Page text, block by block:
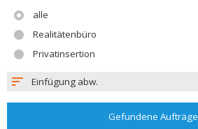
alle
Realitätenbüro
Privatinsertion
Einfügung abw.
Gefundene Aufträge